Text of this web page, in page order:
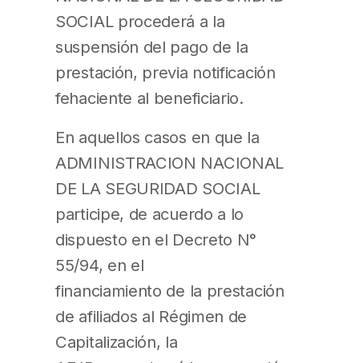
SOCIAL procederá a la
suspensión del pago de la
prestación, previa notificación
fehaciente al beneficiario.
En aquellos casos en que la
ADMINISTRACION NACIONAL
DE LA SEGURIDAD SOCIAL
participe, de acuerdo a lo
dispuesto en el Decreto N°
55/94, en el
financiamiento de la prestación
de afiliados al Régimen de
Capitalización, la